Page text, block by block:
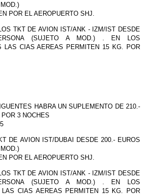
POR EL AEROPUERTO SHJ.
TKT DE AVION IST/ANK - IZM/IST DESDE
(SUJETO A MOD.) . EN LOS
LAS CIAS AEREAS PERMITEN 15 KG. POR
HABRA UN SUPLEMENTO DE 210.-
3 NOCHES
DE AVION IST/DUBAI DESDE 200.- EUROS
POR EL AEROPUERTO SHJ.
TKT DE AVION IST/ANK - IZM/IST DESDE
(SUJETO A MOD.) . EN LOS
LAS CIAS AEREAS PERMITEN 15 KG. POR